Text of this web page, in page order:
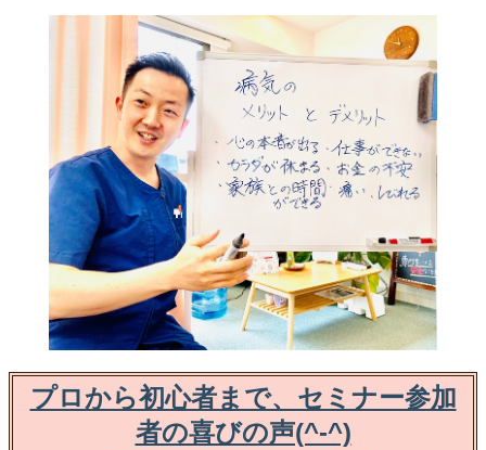
プロから初心者まで、セミナー参加
者の喜びの声(^-^)